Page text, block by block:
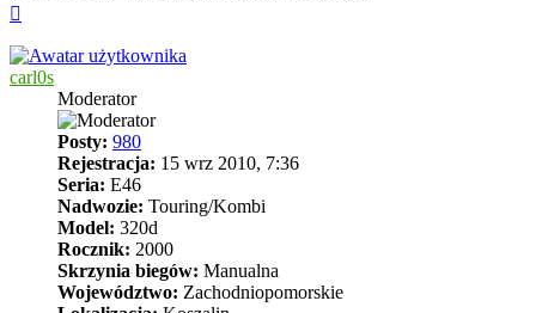
carl0s
Moderator
Posty: 980
Rejestracja: 15 wrz 2010, 7:36
Seria: E46
Nadwozie: Touring/Kombi
Model: 320d
Rocznik: 2000
Skrzynia biegów: Manualna
Województwo: Zachodniopomorskie